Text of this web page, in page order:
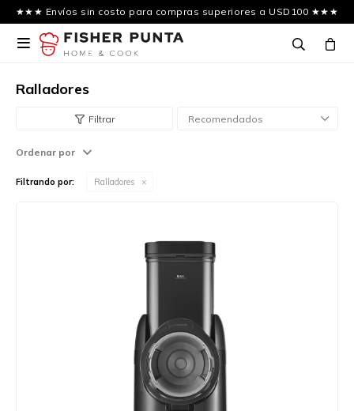
★★★ Envíos sin costo para compras superiores a USD100 ★★★

Ralladores
Recomendados
Ordenar por
Filtrando por: Ralladores